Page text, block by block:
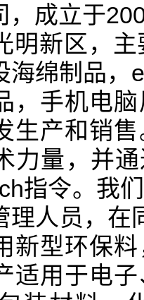
，成立于
明新区，
海绵制品，
，手机电
生产和销
力量，并
指令。我
理人员，在
新型环保
适用于电